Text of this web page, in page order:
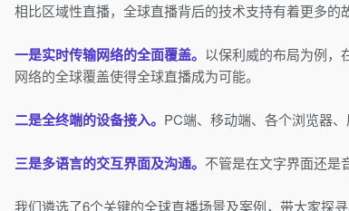
相比区域性直播，全球直播背后的技术支持有着更多的
一是实时传输网络的全面覆盖。 以保利威的布局为例，
网络的全球覆盖使得全球直播成为可能。
二是全终端的设备接入。 PC端、移动端、各个浏览器
三是多语言的交互界面及沟通。 不管是在文字界面还是
我们遴选了6个关键的全球直播场景及案例，带大家探